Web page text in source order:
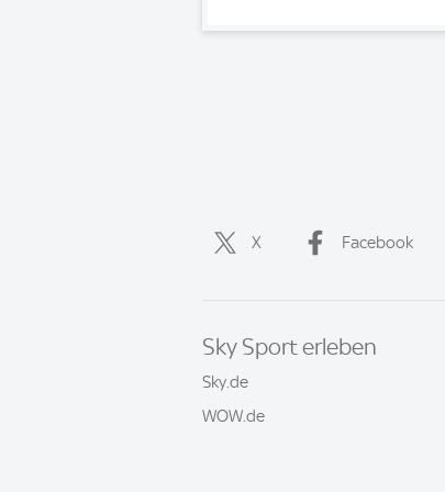
X Facebook
Sky Sport erleben
Sky.de
WOW.de